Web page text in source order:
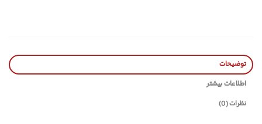
توضیحات
اطلاعات بیشتر
نظرات (0)